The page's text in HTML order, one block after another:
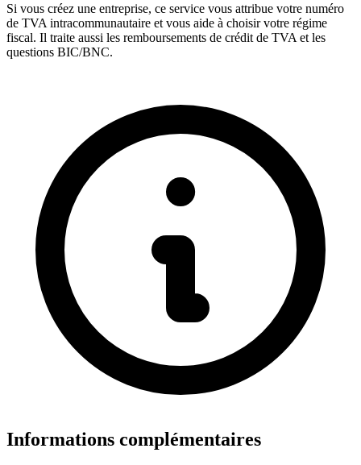
Si vous créez une entreprise, ce service vous attribue votre numéro
de TVA intracommunautaire et vous aide à choisir votre régime
fiscal. Il traite aussi les remboursements de crédit de TVA et les
questions BIC/BNC.
Informations complémentaires